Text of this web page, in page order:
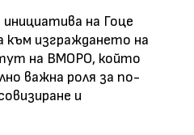
на Гоце
към изграждането на
на ВМОРО, който
важна роля за по-
и